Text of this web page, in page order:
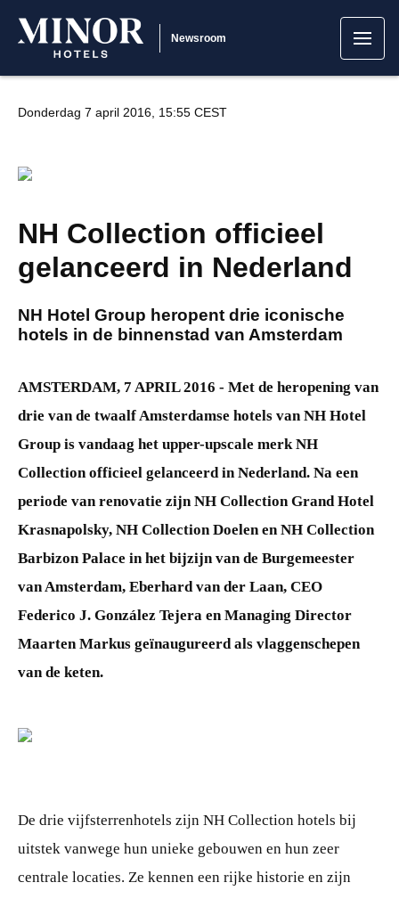
Newsroom
Donderdag 7 april 2016, 15:55 CEST
NH Collection officieel
gelanceerd in Nederland
NH Hotel Group heropent drie iconische
hotels in de binnenstad van Amsterdam
AMSTERDAM, 7 APRIL 2016 - Met de heropening van
drie van de twaalf Amsterdamse hotels van NH Hotel
Group is vandaag het upper-upscale merk NH
Collection officieel gelanceerd in Nederland. Na een
periode van renovatie zijn NH Collection Grand Hotel
Krasnapolsky, NH Collection Doelen en NH Collection
Barbizon Palace in het bijzijn van de Burgemeester
van Amsterdam, Eberhard van der Laan, CEO
Federico J. González Tejera en Managing Director
Maarten Markus geïnaugureerd als vlaggenschepen
van de keten.
De drie vijfsterrenhotels zijn NH Collection hotels bij
uitstek vanwege hun unieke gebouwen en hun zeer
centrale locaties. Ze kennen een rijke historie en zijn